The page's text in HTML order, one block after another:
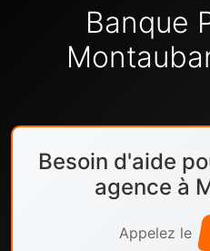
Banque
Besoin d'aide
agence à
Appelez le